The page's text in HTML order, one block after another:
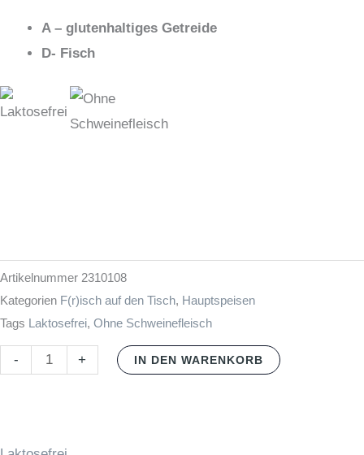
A – glutenhaltiges Getreide
D- Fisch
Artikelnummer 2310108
Kategorien F(r)isch auf den Tisch, Hauptspeisen
Tags Laktosefrei, Ohne Schweinefleisch
- + IN DEN WARENKORB